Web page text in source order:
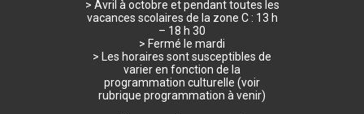
> Avril à octobre et pendant toutes les
vacances scolaires de la zone C : 13 h
– 18 h 30
> Fermé le mardi
> Les horaires sont susceptibles de
varier en fonction de la
programmation culturelle (voir
rubrique programmation à venir)